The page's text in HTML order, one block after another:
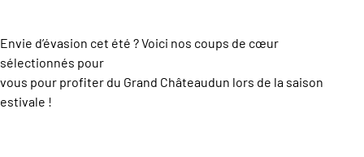
Envie d’évasion cet été ? Voici nos coups de cœur
sélectionnés pour
vous pour profiter du Grand Châteaudun lors de la saison
estivale !